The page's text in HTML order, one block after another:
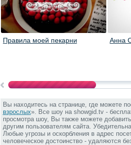
Правила моей пекарни Анна
Вы находитесь на странице, где можете
взрослых». Все шоу на showgid.tv -
просмотра шоу, Вы также можете
другим пользователям сайта.
Любые угрозы и оскорбления в адрес
человеческое достоинство - удаляются